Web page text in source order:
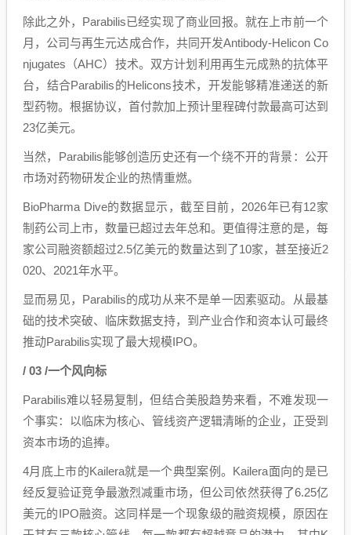
除此之外，Parabilis已经实现了商业回报。就在上市前一个
月，公司与再生元达成合作，共同开发Antibody-Helicon Co
njugates（AHC）技术。双方计划利用再生元成熟的抗体平
台，结合Parabilis的Helicons技术，开发能够精准递送的新
型药物。根据协议，首付款加上预计里程碑付款最高可达到
23亿美元。
当然，Parabilis能够创造历史还有一个绕不开的背景：公开
市场对药物研发企业的热情重燃。
BioPharma Dive的数据显示，截至目前，2026年已有12家
制药公司上市，数量已超过去年总和。更值得注意的是，每
家公司融资额超过2.5亿美元的数量达到了10家，甚至接近2
020、2021年水平。
显而易见，Parabilis的成功从来不是单一因素驱动。从最基
础的技术突破、临床数据支持，到产业合作和资本认可最终
推动Parabilis实现了最大规模IPO。
/ 03 /一个风向标
Parabilis难以轻易复制，但结合美股趋势来看，不难发现一
个事实：以临床为核心、管线资产逻辑清晰的企业，正受到
资本市场的追捧。
4月底上市的Kailera就是一个典型案例。Kailera面向的是已
经反复验证竞争最激烈减重市场，但公司依然获得了6.25亿
美元的IPO融资。这同样是一个现象级的融资规模，原因在